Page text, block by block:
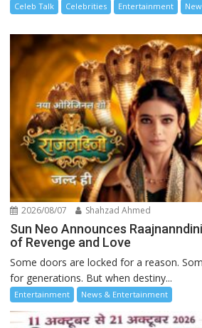
Celeb Talk Celebrities Entertainment
2026/08/07 Shahzad Ahmed
Sun Neo Announces
of Revenge and Love
Some doors are locked for a reason.
for generations. But when destiny...
Entertainment News & Entertainment